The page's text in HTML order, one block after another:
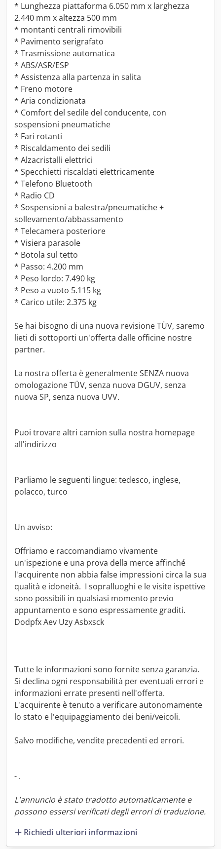
* Lunghezza piattaforma 6.050 mm x larghezza
2.440 mm x altezza 500 mm
* montanti centrali rimovibili
* Pavimento serigrafato
* Trasmissione automatica
* ABS/ASR/ESP
* Assistenza alla partenza in salita
* Freno motore
* Aria condizionata
* Comfort del sedile del conducente, con
sospensioni pneumatiche
* Fari rotanti
* Riscaldamento dei sedili
* Alzacristalli elettrici
* Specchietti riscaldati elettricamente
* Telefono Bluetooth
* Radio CD
* Sospensioni a balestra/pneumatiche +
sollevamento/abbassamento
* Telecamera posteriore
* Visiera parasole
* Botola sul tetto
* Passo: 4.200 mm
* Peso lordo: 7.490 kg
* Peso a vuoto 5.115 kg
* Carico utile: 2.375 kg
Se hai bisogno di una nuova revisione TÜV, saremo
lieti di sottoporti un'offerta dalle officine nostre
partner.
La nostra offerta è generalmente SENZA nuova
omologazione TÜV, senza nuova DGUV, senza
nuova SP, senza nuova UVV.
Puoi trovare altri camion sulla nostra homepage
all'indirizzo
Parliamo le seguenti lingue: tedesco, inglese,
polacco, turco
Un avviso:
Offriamo e raccomandiamo vivamente
un'ispezione e una prova della merce affinché
l'acquirente non abbia false impressioni circa la sua
qualità e idoneità. I sopralluoghi e le visite ispettive
sono possibili in qualsiasi momento previo
appuntamento e sono espressamente graditi.
Dodpfx Aev Uzy Asbxsck
Tutte le informazioni sono fornite senza garanzia.
Si declina ogni responsabilità per eventuali errori e
informazioni errate presenti nell'offerta.
L'acquirente è tenuto a verificare autonomamente
lo stato e l'equipaggiamento dei beni/veicoli.
Salvo modifiche, vendite precedenti ed errori.
- .
L'annuncio è stato tradotto automaticamente e
possono essersi verificati degli errori di traduzione.
Richiedi ulteriori informazioni